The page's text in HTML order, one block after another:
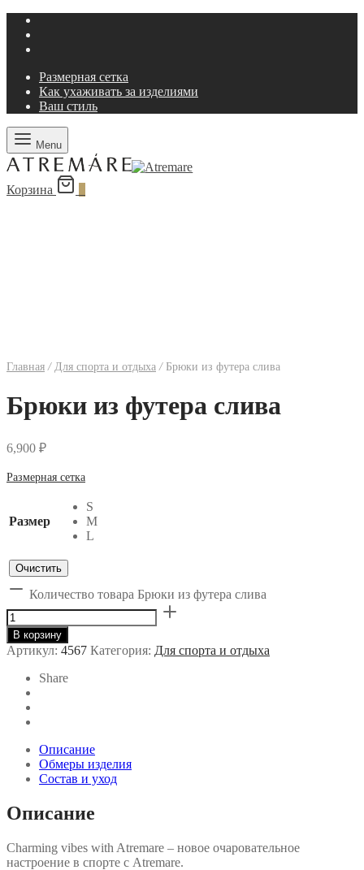
Размерная сетка
Как ухаживать за изделиями
Ваш стиль
Menu
Корзина
Главная / Для спорта и отдыха /Брюки из футера слива
Брюки из футера слива
6,900 ₽
Размерная сетка
Размер
S
M
L
Очистить
Количество товара Брюки из футера слива
В корзину
Артикул: 4567 Категория: Для спорта и отдыха
Share
Описание
Обмеры изделия
Состав и уход
Описание
Charming vibes with Atremare – новое очаровательное
настроение в спорте с Atremare.